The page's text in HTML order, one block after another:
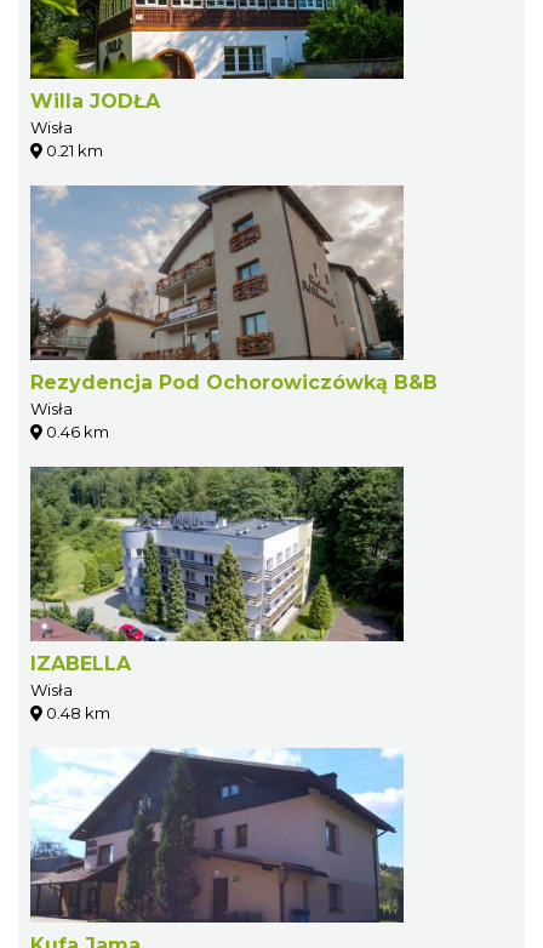
Willa JODŁA
Wisła
0.21 km
Rezydencja Pod Ochorowiczówką B&B
Wisła
0.46 km
IZABELLA
Wisła
0.48 km